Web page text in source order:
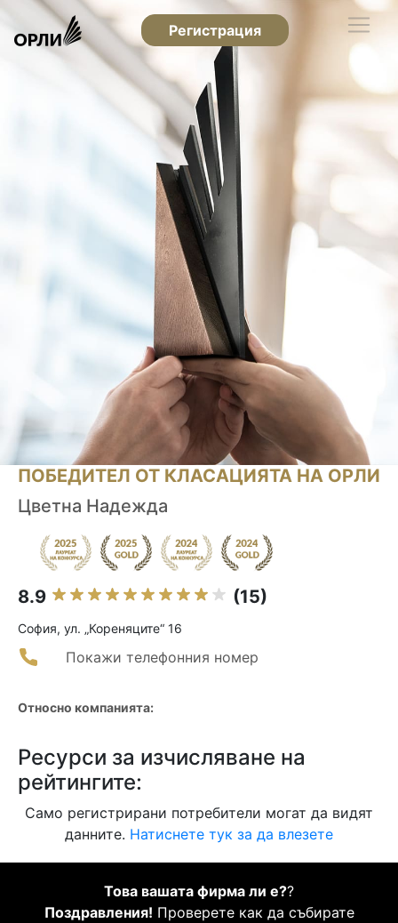
Регистрация
ПОБЕДИТЕЛ ОТ КЛАСАЦИЯТА НА ОРЛИ
Цветна Надежда
8.9 (15)
София, ул. „Кореняците“ 16
Покажи телефонния номер
Относно компанията:
Ресурси за изчисляване на
рейтингите:
Само регистрирани потребители могат да видят
данните. Натиснете тук за да влезете
Това вашата фирма ли е??
Поздравления! Проверете как да събирате